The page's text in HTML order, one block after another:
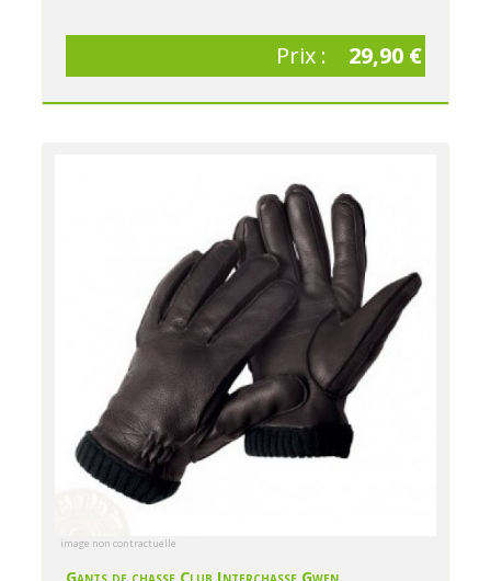
Prix : 29,90 €
image non contractuelle